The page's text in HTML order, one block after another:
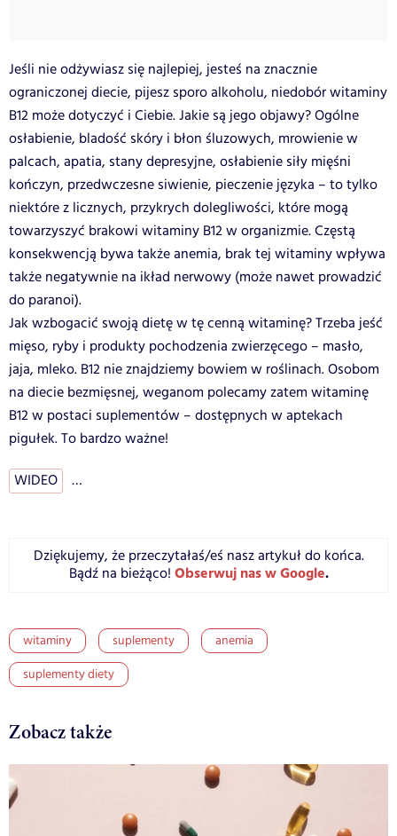
Jeśli nie odżywiasz się najlepiej, jesteś na znacznie
ograniczonej diecie, pijesz sporo alkoholu, niedobór witaminy
B12 może dotyczyć i Ciebie. Jakie są jego objawy? Ogólne
osłabienie, bladość skóry i błon śluzowych, mrowienie w
palcach, apatia, stany depresyjne, osłabienie siły mięśni
kończyn, przedwczesne siwienie, pieczenie języka – to tylko
niektóre z licznych, przykrych dolegliwości, które mogą
towarzyszyć brakowi witaminy B12 w organizmie.Częstą
konsekwencją bywa także anemia, brak tej witaminy wpływa
także negatywnie na ikład nerwowy (może nawet prowadzić
do paranoi).
Jak wzbogacić swoją dietę w tę cenną witaminę? Trzeba jeść
mięso, ryby i produkty pochodzenia zwierzęcego – masło,
jaja, mleko. B12 nie znajdziemy bowiem w roślinach. Osobom
na diecie bezmięsnej, weganom polecamy zatem witaminę
B12 w postaci suplementów – dostępnych w aptekach
pigułek. To bardzo ważne!
WIDEO …
Dziękujemy, że przeczytałaś/eś nasz artykuł do końca.
Bądź na bieżąco! Obserwuj nas w Google.
witaminy suplementy
anemia
suplementy diety
Zobacz także